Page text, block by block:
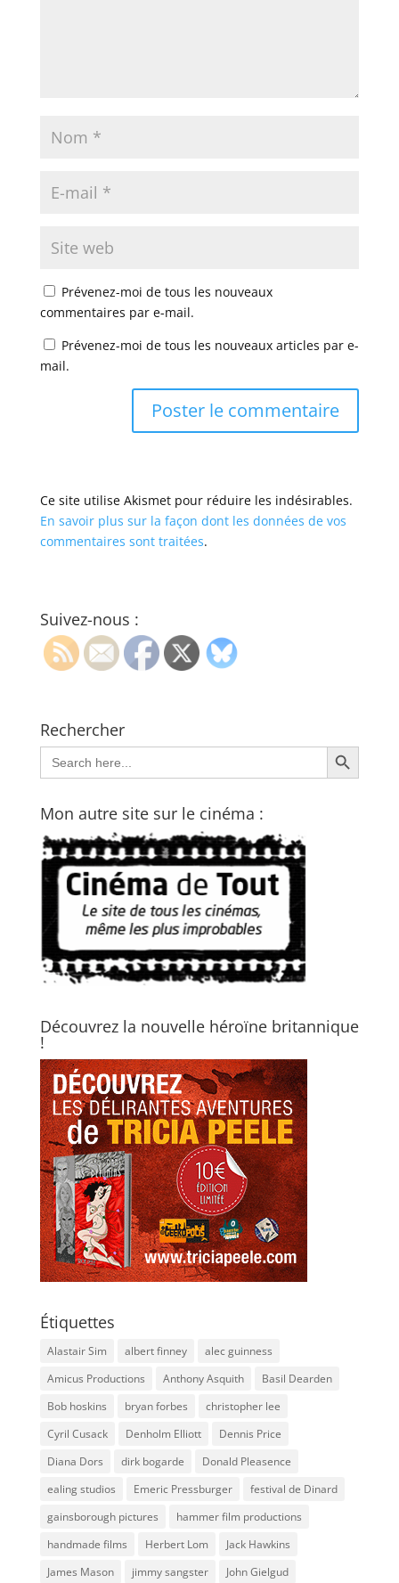
Prévenez-moi de tous les nouveaux
commentaires par e-mail.
Prévenez-moi de tous les nouveaux articles par e-
mail.
Ce site utilise Akismet pour réduire les indésirables.
En savoir plus sur la façon dont les données de vos
commentaires sont traitées.
Suivez-nous :
Rechercher
Search
for:
Search Button
Mon autre site sur le cinéma :
Découvrez la nouvelle héroïne britannique
!
Étiquettes
Alastair Sim albert finney
alec guinness
Amicus Productions
Anthony Asquith
Basil Dearden
Bob hoskins
bryan forbes
christopher lee
Cyril Cusack
Denholm Elliott
Dennis Price
Diana Dors
dirk bogarde
Donald Pleasence
ealing studios
Emeric Pressburger
festival de Dinard
gainsborough pictures
hammer film productions
handmade films
Herbert Lom
Jack Hawkins
James Mason
jimmy sangster
John Gielgud